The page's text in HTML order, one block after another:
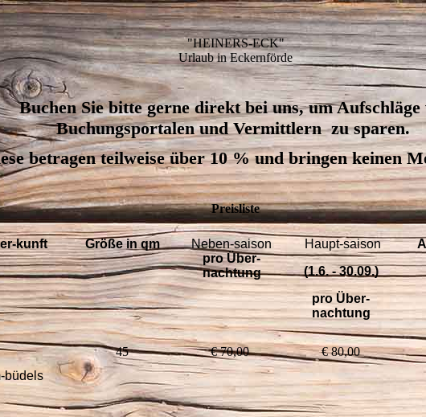
"HEINERS-ECK"
Urlaub in Eckernförde
Buchen Sie bitte gerne direkt bei uns, um Aufschläge
Buchungsportalen und Vermittlern zu sparen.
betragen teilweise über 10 % und bringen keinen
Preisliste
kunft Größein qm
Neben-saison
pro Über-
nachtung
Haupt-saison
(1.6. - 30.09.)
pro Über-
nachtung
büdels
45 € 70,00 € 80,00